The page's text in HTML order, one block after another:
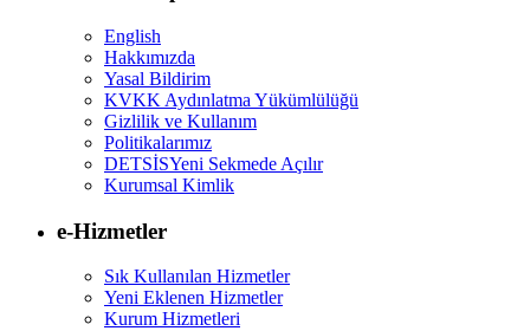
English
Hakkımızda
Yasal Bildirim
KVKK Aydınlatma Yükümlülüğü
Gizlilik ve Kullanım
Politikalarımız
DETSİSYeni Sekmede Açılır
Kurumsal Kimlik
e-Hizmetler
Sık Kullanılan Hizmetler
Yeni Eklenen Hizmetler
Kurum Hizmetleri